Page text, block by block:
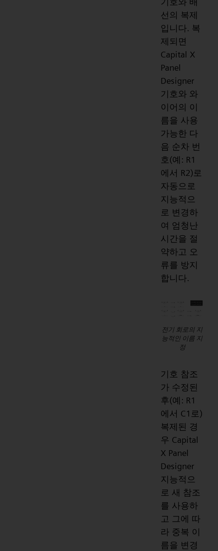
선의 복제
입니다. 복
제되면
Capital X
Panel
Designer
기호와 와
이어의 이
름을 사용
가능한 다
음 순차 번
호(예: R1
에서 R2)로
자동으로
지능적으
로 변경하
여 엄청난
시간을 절
약하고 오
류를 방지
합니다.
전기 회로의 지
능적인 이름 지
정
기호 참조
가 수정된
후(예: R1
에서 C1로)
복제된 경
우 Capital
X Panel
Designer
지능적으
로 새 참조
를 사용하
고 그에 따
라 중복 이
름을 변경